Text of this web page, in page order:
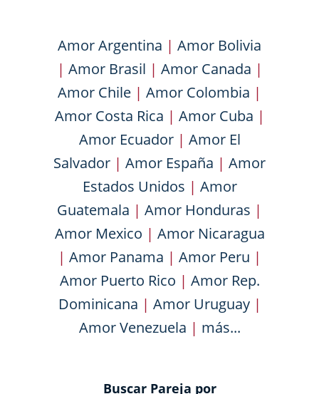
Amor Argentina | Amor Bolivia
| Amor Brasil | Amor Canada |
Amor Chile | Amor Colombia |
Amor Costa Rica | Amor Cuba |
Amor Ecuador| Amor El
Salvador | Amor España | Amor
Estados Unidos | Amor
Guatemala | Amor Honduras |
Amor Mexico | Amor Nicaragua
| Amor Panama | Amor Peru |
Amor Puerto Rico | Amor Rep.
Dominicana | Amor Uruguay|
Amor Venezuela | más...
Buscar Pareja por